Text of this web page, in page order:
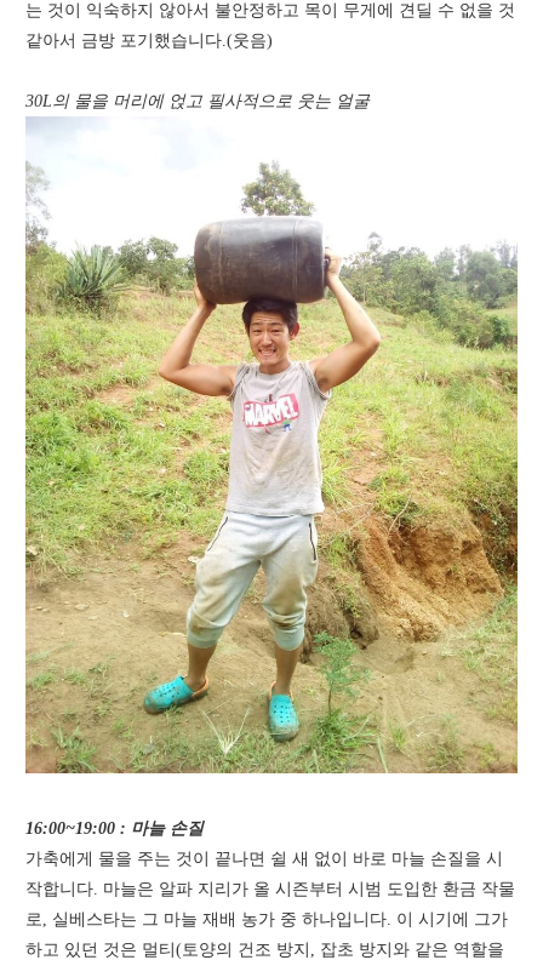
는 것이 익숙하지 않아서 불안정하고 목이 무게에 견딜 수 없을 것
같아서 금방 포기했습니다.(웃음)
30L의 물을 머리에 얹고 필사적으로 웃는 얼굴
16:00~19:00 : 마늘 손질
가축에게 물을 주는 것이 끝나면 쉴 새 없이 바로 마늘 손질을 시
작합니다. 마늘은 알파 지리가 올 시즌부터 시범 도입한 환금 작물
로, 실베스타는 그 마늘 재배 농가 중 하나입니다. 이 시기에 그가
하고 있던 것은 멀티(토양의 건조 방지, 잡초 방지와 같은 역할을